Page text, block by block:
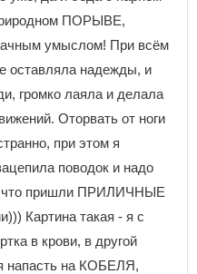
ПОРЫВЕ,
умыслом! При всём
оставляла надежды, и
громко лаяла и делала
Оторвать от ноги
при этом я
поводок и надо
что пришли ПРИЛИЧНЫЕ
Картина такая - я с
в крови, в другой
напасть на КОБЕЛЯ,